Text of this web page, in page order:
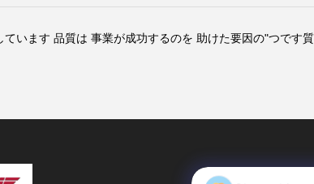
います 品質は 事業が成功するのを 助けた要因の"つです